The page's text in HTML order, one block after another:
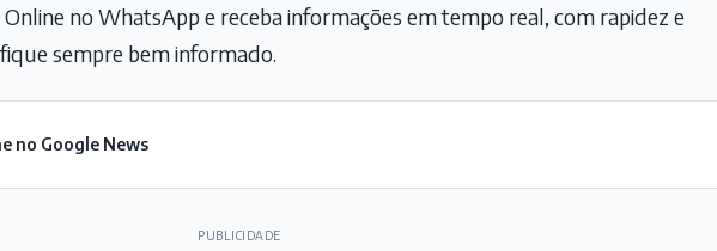
no WhatsApp e receba informações em tempo real, com rapidez e
sempre bem informado.
no Google News
PUBLICIDADE